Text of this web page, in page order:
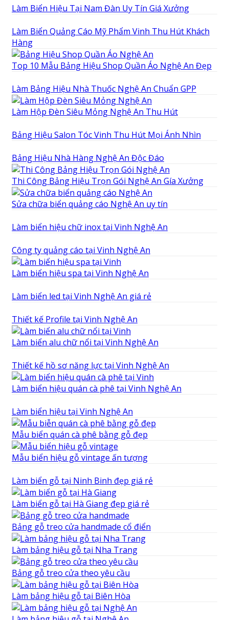
Làm Biển Hiệu Tại Nam Đàn Uy Tín Giá Xưởng
Làm Biển Quảng Cáo Mỹ Phẩm Vinh Thu Hút Khách
Hàng
Top 10 Mẫu Bảng Hiệu Shop Quần Áo Nghệ An Đẹp
Làm Bảng Hiệu Nhà Thuốc Nghệ An Chuẩn GPP
Làm Hộp Đèn Siêu Mỏng Nghệ An Thu Hút
Bảng Hiệu Salon Tóc Vinh Thu Hút Mọi Ánh Nhìn
Bảng Hiệu Nhà Hàng Nghệ An Độc Đáo
Thi Công Bảng Hiệu Trọn Gói Nghệ An Gía Xưởng
Sửa chữa biển quảng cáo Nghệ An uy tín
Làm biển hiệu chữ inox tại Vinh Nghệ An
Công ty quảng cáo tại Vinh Nghệ An
Làm biển hiệu spa tại Vinh Nghệ An
Làm biển led tại Vinh Nghệ An giá rẻ
Thiết kế Profile tại Vinh Nghệ An
Làm biển alu chữ nổi tại Vinh Nghệ An
Thiết kế hồ sơ năng lực tại Vinh Nghệ An
Làm biển hiệu quán cà phê tại Vinh Nghệ An
Làm biển hiệu tại Vinh Nghệ An
Mẫu biển quán cà phê bằng gỗ đẹp
Mẫu biển hiệu gỗ vintage ấn tượng
Làm biển gỗ tại Ninh Binh đẹp giá rẻ
Làm biển gỗ tại Hà Giang đẹp giá rẻ
Bảng gỗ treo cửa handmade cổ điển
Làm bảng hiệu gỗ tại Nha Trang
Bảng gỗ treo cửa theo yêu cầu
Làm bảng hiệu gỗ tại Biên Hòa